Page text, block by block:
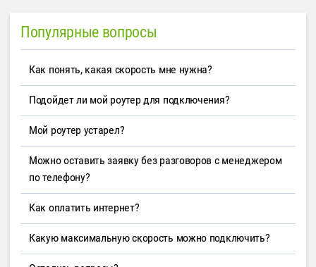
Популярные вопросы
Как понять, какая скорость мне нужна?
Подойдет ли мой роутер для подключения?
Мой роутер устарел?
Можно оставить заявку без разговоров с менеджером
по телефону?
Как оплатить интернет?
Какую максимальную скорость можно подключить?